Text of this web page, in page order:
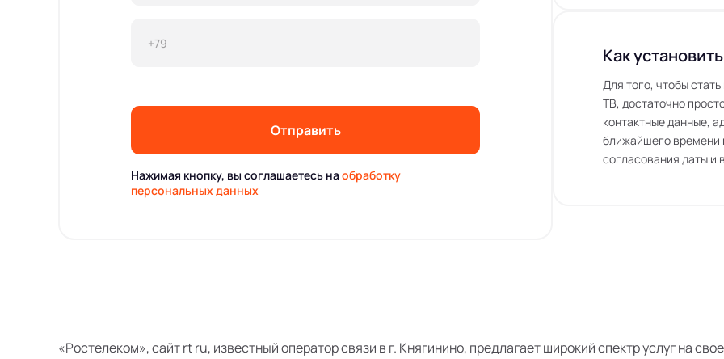
Отправить
Нажимая кнопку, вы соглашаетесь наобработку
персональных данных
Как
Для того, чтобы
ТВ, достаточно
контактные данные,
ближайшего времени
согласования даты и
«Ростелеком», сайт rt ru, известный оператор связи в г. Княгинино, предлагает широкий спектр услуг на